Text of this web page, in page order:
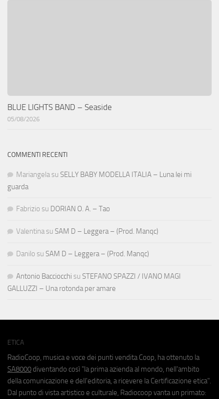
BLUE LIGHTS BAND – Seaside
05/08/2026
COMMENTI RECENTI
Mariangela su SELLY BABY MODELLA ITALIA – Luna lei mi
guarda
Fabrizio su DORIAN O. A. – Tao
Valentina su SAM D – Leggera – (Prod. Manqc)
Danilo su SAM D – Leggera – (Prod. Manqc)
Antonio Bacciocchi su STEFANO SPAZZI / IVANO MAGI
GALLUZZI – Una rotonda per amare
ETICA
RadioCoop, musica e voce dei punti vendita Coop, ha ottenuto la
SA8000 diventando così "la prima azienda al mondo, nell'ambito
della comunicazione e dell'editoria, a ricevere la Certificazione etica".
Dal punto di vista artistico e culturale, Radiocoop vanta un primato: